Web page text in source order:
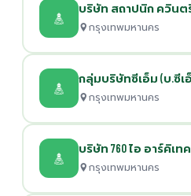
บริษัท สถาปนิก ควินต
กรุงเทพมหานคร
กลุ่มบริษัทซีเอ็ม (บ.ซีเ
กรุงเทพมหานคร
บริษัท 760 ไอ อาร์คิเ
กรุงเทพมหานคร